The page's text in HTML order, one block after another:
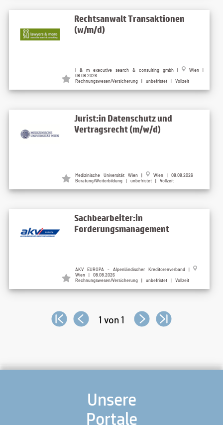
Rechtsanwalt Transaktionen
(w/m/d)
l & m executive search & consulting gmbh |
Wien |
08.08.2026
Rechnungswesen/Versicherung | unbefristet | Vollzeit
Jurist:in Datenschutz und
Vertragsrecht (m/w/d)
Medizinische Universität Wien |
Wien | 08.08.2026
Beratung/Weiterbildung | unbefristet | Vollzeit
Sachbearbeiter:in
Forderungsmanagement
AKV EUROPA - Alpenländischer Kreditorenverband |
Wien | 08.08.2026
Rechnungswesen/Versicherung | unbefristet | Vollzeit
1 von 1
Unsere
Portale